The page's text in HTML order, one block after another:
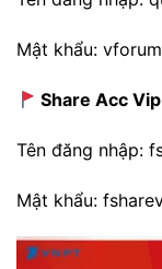
Mật khẩu:
Share Acc
Tên đăng nhập:
Mật khẩu: